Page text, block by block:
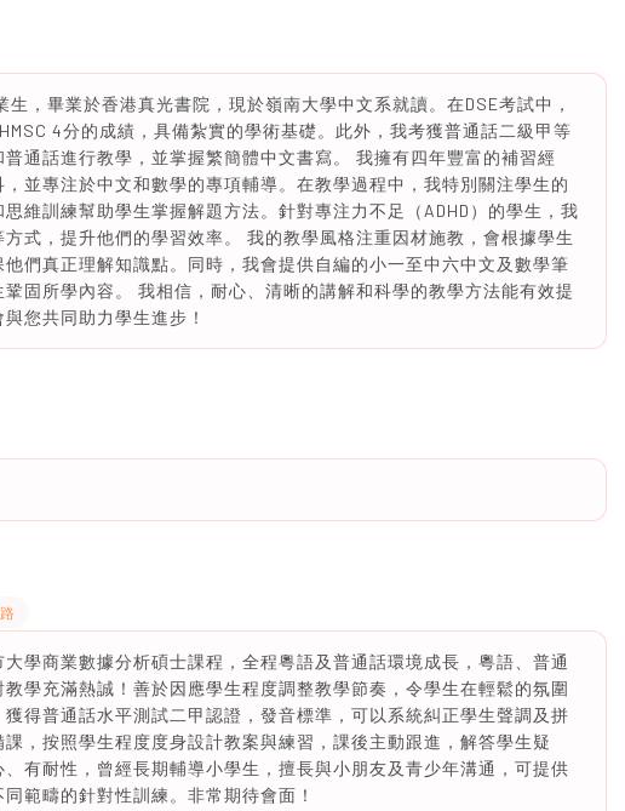
，畢業於香港真光書院，現於嶺南大學中文系就讀。在DSE考試中，
4分的成績，具備紮實的學術基礎。此外，我考獲普通話二級甲等
通話進行教學，並掌握繁簡體中文書寫。 我擁有四年豐富的補習經
並專注於中文和數學的專項輔導。在教學過程中，我特別關注學生的
維訓練幫助學生掌握解題方法。針對專注力不足（ADHD）的學生，我
式，提升他們的學習效率。 我的教學風格注重因材施教，會根據學生
們真正理解知識點。同時，我會提供自編的小一至中六中文及數學筆
固所學內容。 我相信，耐心、清晰的講解和科學的教學方法能有效提
您共同助力學生進步！
學商業數據分析碩士課程，全程粵語及普通話環境成長，粵語、普通
學充滿熱誠！善於因應學生程度調整教學節奏，令學生在輕鬆的氛圍
得普通話水平測試二甲認證，發音標準，可以系統糾正學生聲調及拼
，按照學生程度度身設計教案與練習，課後主動跟進，解答學生疑
有耐性，曾經長期輔導小學生，擅長與小朋友及青少年溝通，可提供
範疇的針對性訓練。非常期待會面！